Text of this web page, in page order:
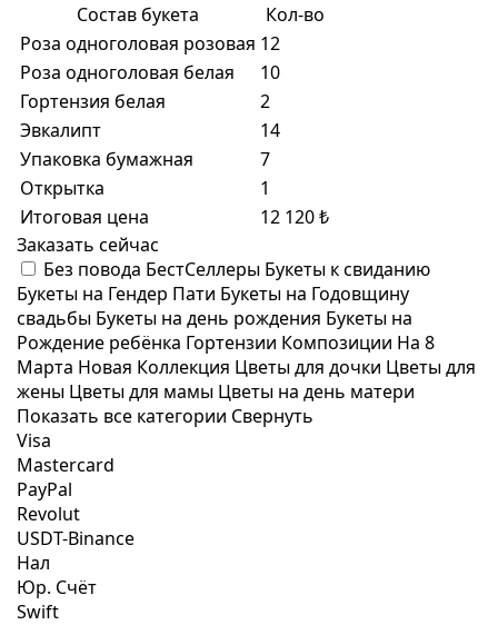
Состав букета
Кол-во
Роза одноголовая розовая 12
Роза одноголовая белая
10
Гортензия белая
2
Эвкалипт
14
Упаковка бумажная
7
Открытка
1
Итоговая цена
12 120 ₺
Заказать сейчас
Без повода БестСеллеры Букеты к свиданию
Букеты на Гендер Пати Букеты на Годовщину
свадьбы Букеты на день рождения Букеты на
Рождение ребёнка Гортензии Композиции На 8
Марта Новая Коллекция Цветы для дочки Цветы для
жены Цветы для мамы Цветы на день матери
Показать все категории Свернуть
Visa
Mastercard
PayPal
Revolut
USDT-Binance
Нал
Юр. Счёт
Swift